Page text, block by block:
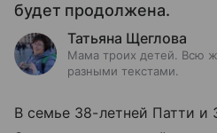
будет продолжена.
Татьяна Щеглова
Мама троих детей. Всю
разными текстами.
В семье 38-летней Патти и